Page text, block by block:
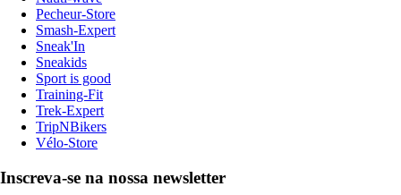
Pecheur-Store
Smash-Expert
Sneak'In
Sneakids
Sport is good
Training-Fit
Trek-Expert
TripNBikers
Vélo-Store
Inscreva-se na nossa newsletter